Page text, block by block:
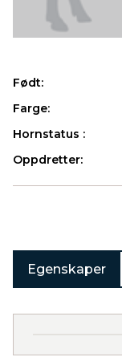
Født:
Farge:
Hornstatus :
Oppdretter:
Egenskaper